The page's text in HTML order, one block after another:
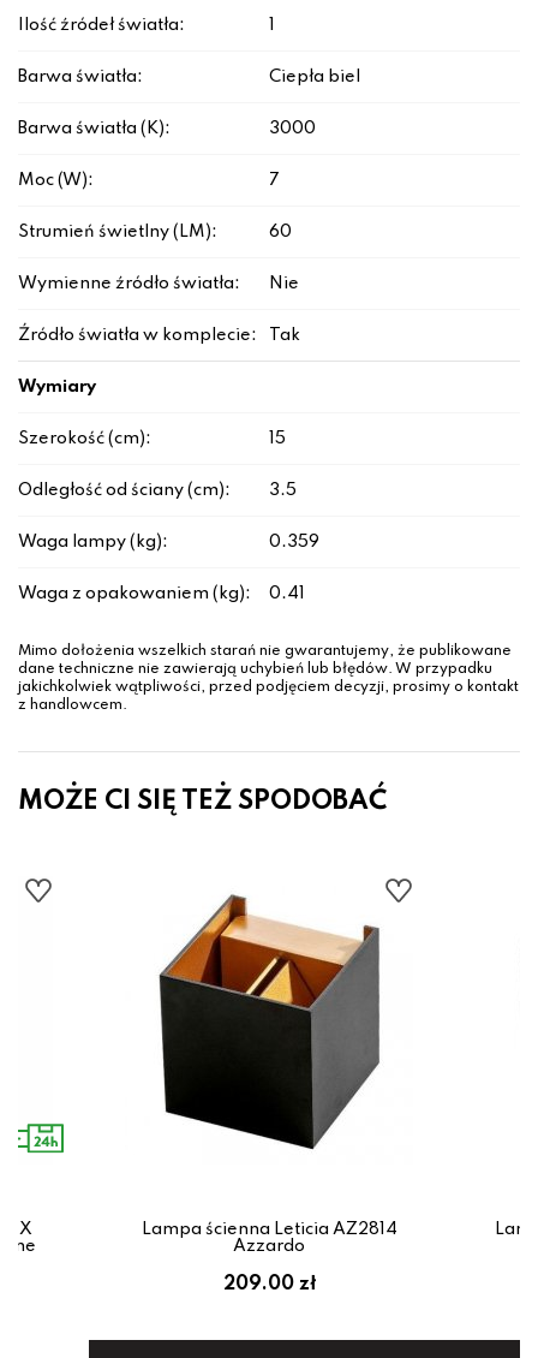
Ilość źródeł światła:
Barwa światła: Ciepła biel
Barwa światła (K): 3000
Moc (W): 7
Strumień świetlny (LM): 60
Wymienne źródło światła: Nie
Źródło światła w komplecie: Tak
Wymiary
Szerokość (cm): 15
Odległość od ściany (cm): 3.5
Waga lampy (kg): 0.359
Waga z opakowaniem (kg): 0.41
Mimo dołożenia wszelkich starań nie gwarantujemy, że publikowane
dane techniczne nie zawierają uchybień lub błędów. W przypadku
jakichkolwiek wątpliwości, przed podjęciem decyzji, prosimy o kontakt
z handlowcem.
MOŻE CI SIĘ TEŻ SPODOBAĆ
Lampa ścienna Leticia AZ2814
Azzardo
209.00 zł